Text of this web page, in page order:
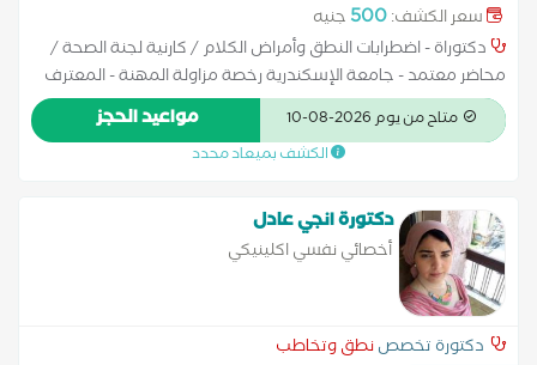
سعر الكشف:500 جنيه
دكتوراة - اضطرابات النطق وأمراض الكلام / كارنية لجنة الصحة /
محاضر معتمد - جامعة الإسكندرية رخصة مزاولة المهنة - المعترف
بها محليا ودوليا ( القومي للجودة ـ Mqi204) خبرة 14 سنة في مجال
التخاطب وصعوبات التعلم وحالات تأخر اللغة دراسات عليا - تخاطب و
متاح من يوم 2026-08-10 مواعيد الحجز
الكشف بميعاد محدد
دكتورة انجي عادل
أخصائي نفسي اكلينيكي
دكتورة تخصصنطق وتخاطب